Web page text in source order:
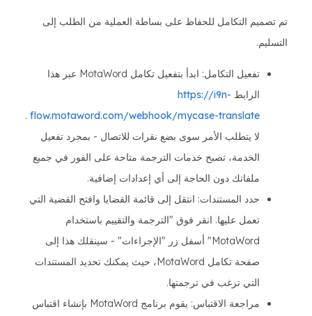
تم تصميم التكامل للحفاظ على بساطة العملية من الطلب إلى
التسليم.
تفعيل التكامل: ابدأ بتفعيل تكامل MotaWord عبر هذا
الرابط https://i9n-
flow.motaword.com/webhook/mycase-translate
.
لا يتطلب الأمر سوى بضع نقرات للاتصال - بمجرد تفعيل
الخدمة، تصبح خدمات الترجمة متاحة على الفور في جميع
ملفاتك دون الحاجة إلى أي إعدادات إضافية.
حدد المستندات: انتقل إلى قائمة القضايا وافتح القضية التي
تعمل عليها. انقر فوق "الترجمة والتقييم باستخدام
MotaWord" أسفل زر "الإجراءات" - سينقلك هذا إلى
صفحة تكامل MotaWord، حيث يمكنك تحديد المستندات
التي ترغب في ترجمتها.
مراجعة الاقتباس: يقوم برنامج MotaWord بإنشاء اقتباس